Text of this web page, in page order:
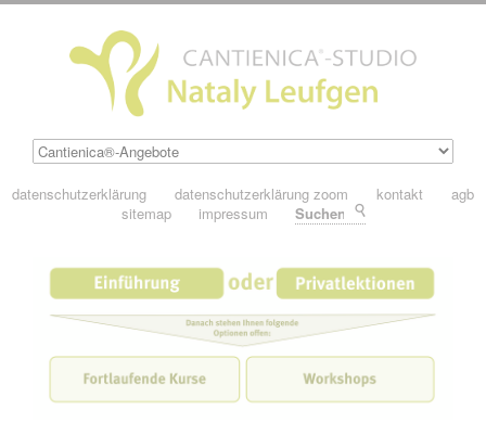
datenschutzerklärung datenschutzerklärung zoom kontakt
agb
sitemap
impressum